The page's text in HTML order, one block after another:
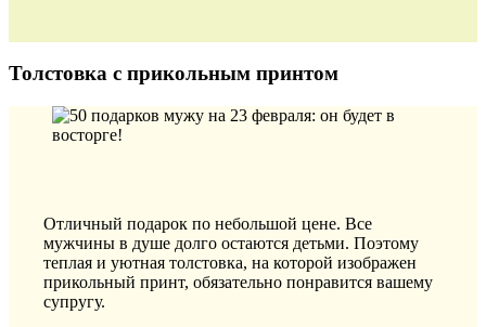
Толстовка с прикольным принтом
Отличный подарок по небольшой цене. Все
мужчины в душе долго остаются детьми. Поэтому
теплая и уютная толстовка, на которой изображен
прикольный принт, обязательно понравится вашему
супругу.